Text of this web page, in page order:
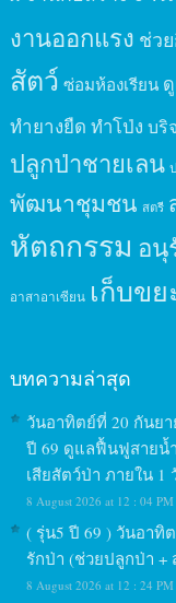
งานออกแรง ช่ว
สัตว์ ซ่อมห้องเรียน
ทำยางยืด ทำโป่ง บริ
ปลูกป่าชายเลน
พัฒนาชุมชน สตรี
หัตถกรรม อนุ
อาสาอาเซียน เก็บขย
บทความล่าสุด
วันอาทิตย์ที่ 20 กันยา
ปี 69 ดูแลฟื้นฟูสายน้
เสียสัตว์ป่า ภายใน 1
8 August 2026 at 12 : 04 PM
( รุ่น5 ปี 69 ) วันอาทิ
รักป่า (ช่วยปลูกป่า +
8 August 2026 at 12 : 24 PM